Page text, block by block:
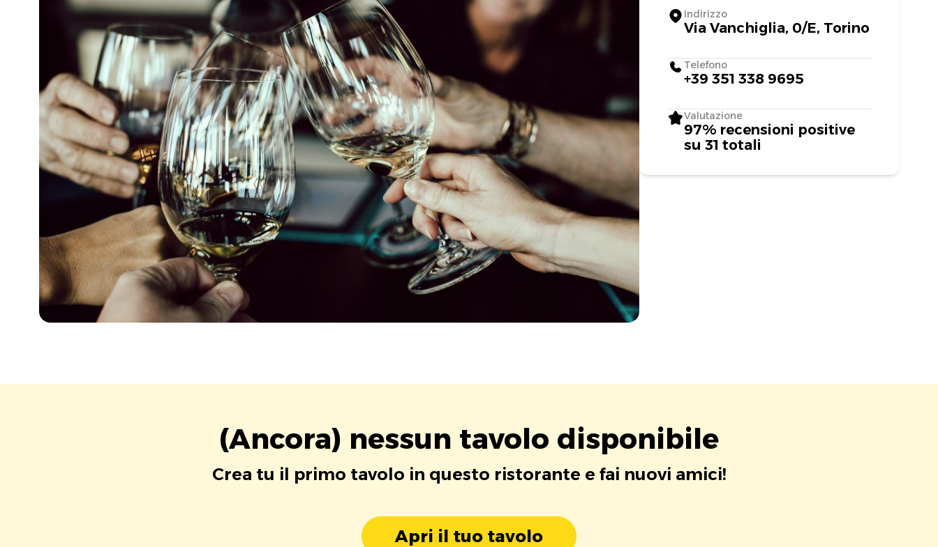
Indirizzo
Via Vanchiglia, 0/E, Torino
Telefono
+39 351 338 9695
Valutazione
97% recensioni positive
su 31 totali
(Ancora) nessun tavolo disponibile
Crea tu il primo tavolo in questo ristorante e fai nuovi amici!
Apri il tuo tavolo